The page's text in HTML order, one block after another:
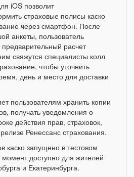
iOS позволит
страховые полисы каско
через смартфон. После
анкеты, пользователь
расчет
свяжутся специалисты колл
чтобы уточнить
день и место для доставки
пользователям хранить копии
получать уведомления о
действия прав, страховок,
Ренессанс страхования.
запущено в тестовом
доступно для жителей
и Екатеринбурга.